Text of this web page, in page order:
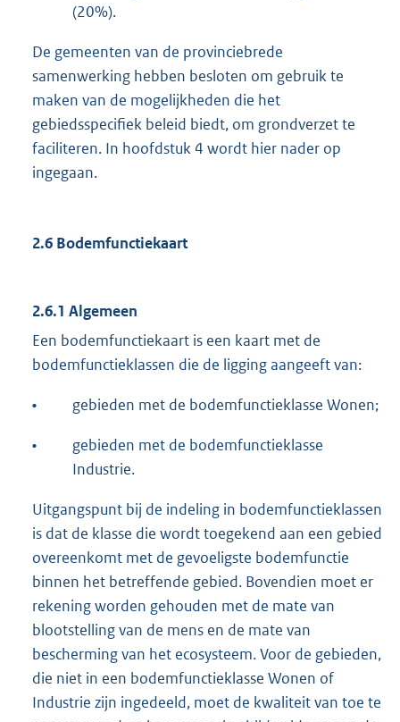
(20%).
De gemeenten van de provinciebrede
samenwerking hebben besloten om gebruik te
maken van de mogelijkheden die het
gebiedsspecifiek beleid biedt, om grondverzet te
faciliteren. In hoofdstuk 4 wordt hier nader op
ingegaan.
2.6 Bodemfunctiekaart
2.6.1 Algemeen
Een bodemfunctiekaart is een kaart met de
bodemfunctieklassen die de ligging aangeeft van:
• gebieden met de bodemfunctieklasse Wonen;
•
gebieden met de bodemfunctieklasse
Industrie.
Uitgangspunt bij de indeling in bodemfunctieklassen
is dat de klasse die wordt toegekend aan een gebied
overeenkomt met de gevoeligste bodemfunctie
binnen het betreffende gebied. Bovendien moet er
rekening worden gehouden met de mate van
blootstelling van de mens en de mate van
bescherming van het ecosysteem. Voor de gebieden,
die niet in een bodemfunctieklasse Wonen of
Industrie zijn ingedeeld, moet de kwaliteit van toe te